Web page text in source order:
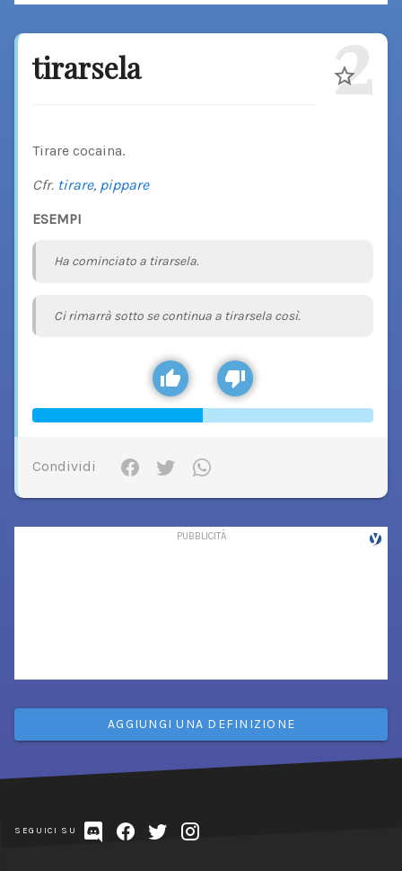
tirarsela 2
Tirare cocaina.
Cfr. tirare, pippare
ESEMPI
Ha cominciato a tirarsela.
Ci rimarrà sotto se continua a tirarsela così.
Condividi
AGGIUNGI UNA DEFINIZIONE
SEGUICI SU